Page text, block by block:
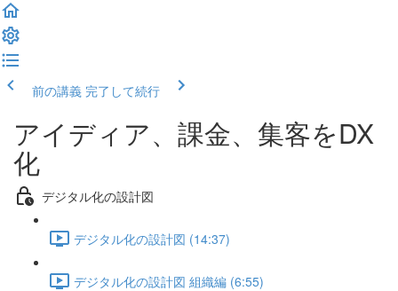
前の講義 完了して続行
アイディア、課金、集客をDX
化
デジタル化の設計図
デジタル化の設計図 (14:37)
デジタル化の設計図 組織編 (6:55)